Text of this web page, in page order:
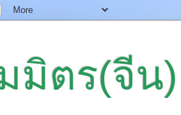
มิตร(จีน)